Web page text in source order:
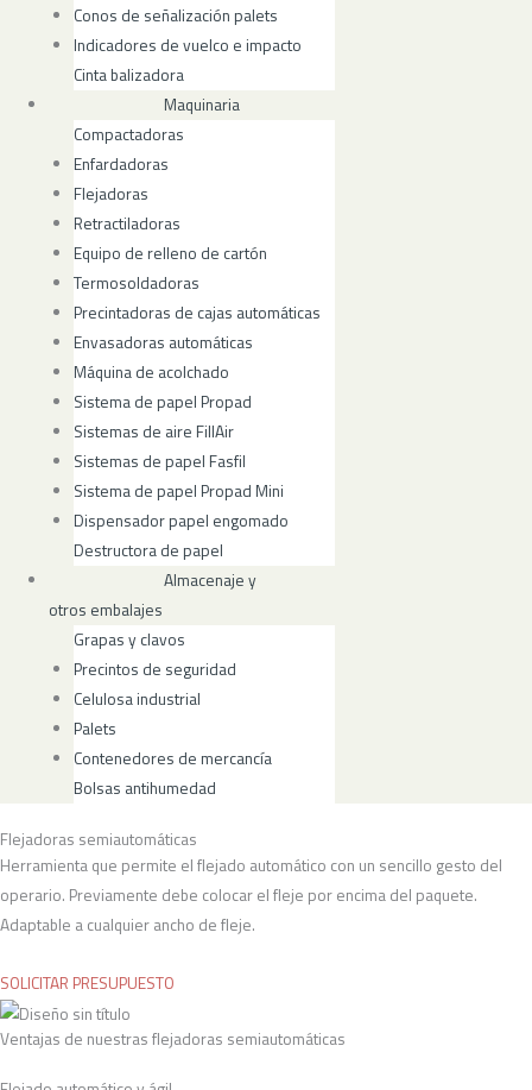
Conos de señalización palets
Indicadores de vuelco e impacto
Cinta balizadora
Maquinaria
Compactadoras
Enfardadoras
Flejadoras
Retractiladoras
Equipo de relleno de cartón
Termosoldadoras
Precintadoras de cajas automáticas
Envasadoras automáticas
Máquina de acolchado
Sistema de papel Propad
Sistemas de aire FillAir
Sistemas de papel Fasfil
Sistema de papel Propad Mini
Dispensador papel engomado
Destructora de papel
Almacenaje y
otros embalajes
Grapas y clavos
Precintos de seguridad
Celulosa industrial
Palets
Contenedores de mercancía
Bolsas antihumedad
Flejadoras semiautomáticas
Herramienta que permite el flejado automático con un sencillo gesto del
operario. Previamente debe colocar el fleje por encima del paquete.
Adaptable a cualquier ancho de fleje.
SOLICITAR PRESUPUESTO
Ventajas de nuestras flejadoras semiautomáticas